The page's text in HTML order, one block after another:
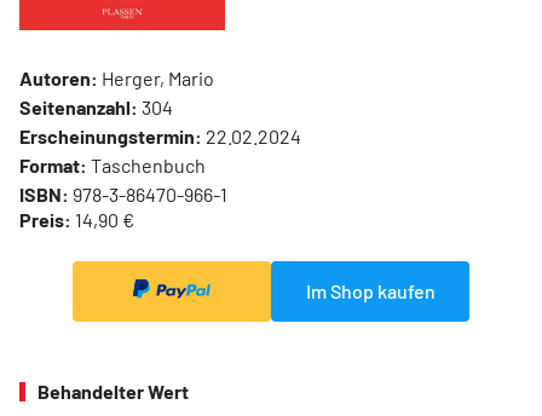
Autoren: Herger, Mario
Seitenanzahl: 304
Erscheinungstermin: 22.02.2024
Format: Taschenbuch
ISBN: 978-3-86470-966-1
Preis: 14,90 €
Im Shop kaufen
Behandelter Wert